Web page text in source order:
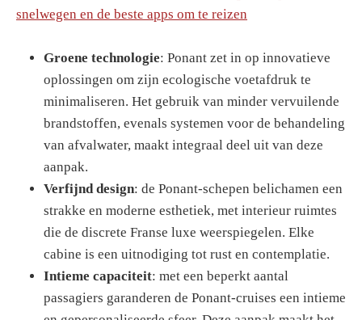
snelwegen en de beste apps om te reizen
Groene technologie: Ponant zet in op innovatieve
oplossingen om zijn ecologische voetafdruk te
minimaliseren. Het gebruik van minder vervuilende
brandstoffen, evenals systemen voor de behandeling
van afvalwater, maakt integraal deel uit van deze
aanpak.
Verfijnd design: de Ponant-schepen belichamen een
strakke en moderne esthetiek, met interieur ruimtes
die de discrete Franse luxe weerspiegelen. Elke
cabine is een uitnodiging tot rust en contemplatie.
Intieme capaciteit: met een beperkt aantal
passagiers garanderen de Ponant-cruises een intieme